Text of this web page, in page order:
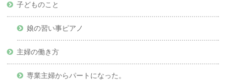
子どものこと
娘の習い事ピアノ
主婦の働き方
専業主婦からパートになった。